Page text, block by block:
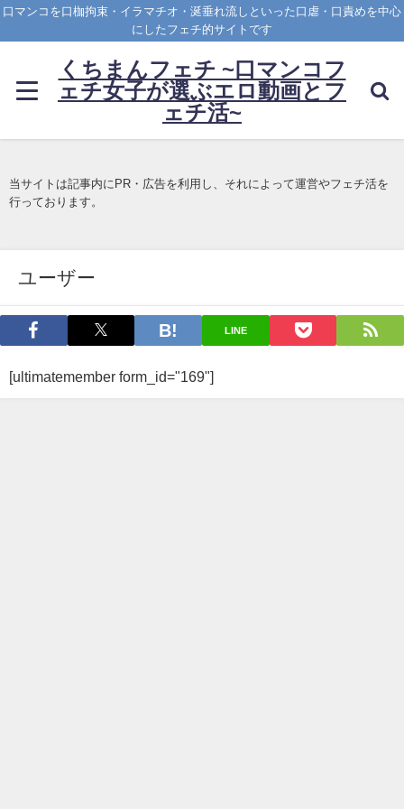
口マンコを口枷拘束・イラマチオ・涎垂れ流しといった口虐・口責めを中心
にしたフェチ的サイトです
くちまんフェチ ~口マンコフ
ェチ女子が選ぶエロ動画とフ
ェチ活~
当サイトは記事内にPR・広告を利用し、それによって運営やフェチ活を
行っております。
ユーザー
LINE
[ultimatemember form_id="169"]